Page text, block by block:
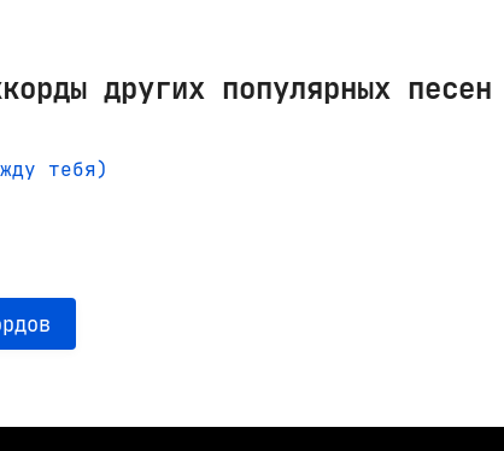
других популярных песен
тебя)